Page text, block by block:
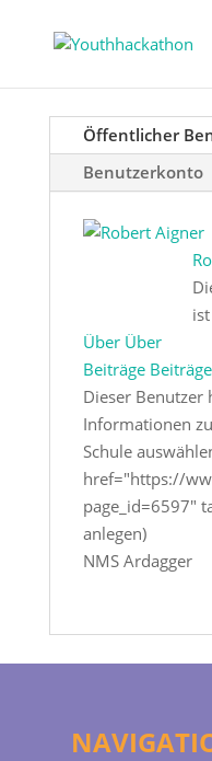
Öffentlicher
Benutzerkonto
Über Über
Beiträge Beiträge
Dieser Benutzer
Informationen
Schule
href="https://
page_id=6597"
anlegen)
NMS Ardagger